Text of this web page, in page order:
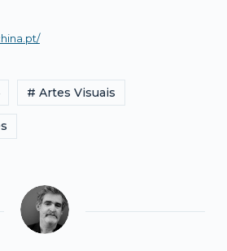
# Artes Visuais